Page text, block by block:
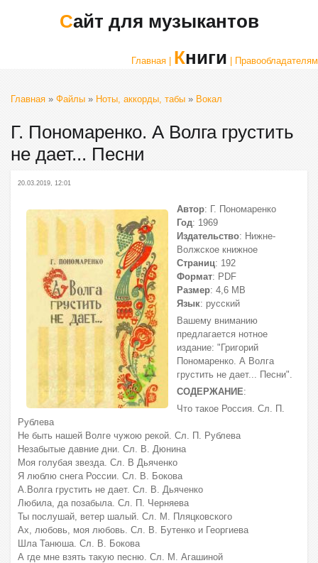
Сайт для музыкантов
Главная | Книги | Правообладателям
Главная » Файлы » Ноты, аккорды, табы » Вокал
Г. Пономаренко. А Волга грустить
не дает... Песни
20.03.2019, 12:01
Автор: Г. Пономаренко
Год: 1969
Издательство: Нижне-
Волжское книжное
Страниц: 192
Формат: PDF
Размер: 4,6 МВ
Язык: русский
Вашему вниманию
предлагается нотное
издание: "Григорий
Пономаренко. А Волга
грустить не дает... Песни".
СОДЕРЖАНИЕ:
Что такое Россия. Сл. П.
Рублева
Не быть нашей Волге чужою рекой. Сл. П. Рублева
Незабытые давние дни. Сл. В. Дюнина
Моя голубая звезда. Сл. В Дьяченко
Я люблю снега России. Сл. В. Бокова
А.Волга грустить не дает. Сл. В. Дьяченко
Любила, да позабыла. Сл. П. Черняева
Ты послушай, ветер шалый. Сл. М. Пляцковского
Ах, любовь, моя любовь. Сл. В. Бутенко и Георгиева
Шла Танюша. Сл. В. Бокова
А где мне взять такую песню. Сл. М. Агашиной